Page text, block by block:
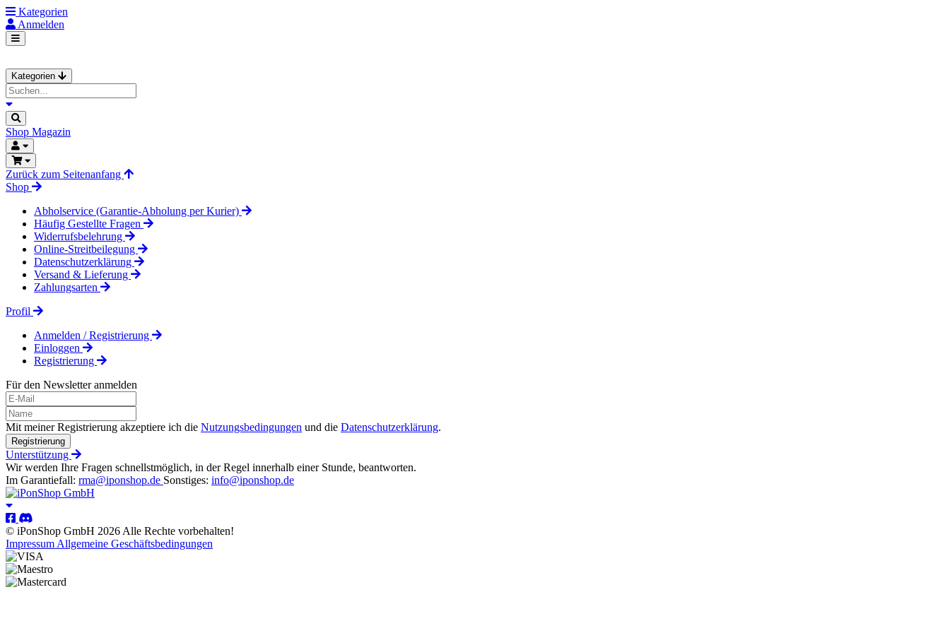
Kategorien
Anmelden
Kategorien
Shop Magazin
Zurück zum Seitenanfang
Shop
Abholservice (Garantie-Abholung per Kurier)
Häufig Gestellte Fragen
Widerrufsbelehrung
Online-Streitbeilegung
Datenschutzerklärung
Versand & Lieferung
Zahlungsarten
Profil
Anmelden / Registrierung
Einloggen
Registrierung
Für den Newsletter anmelden
Mit meiner Registrierung akzeptiere ich die Nutzungsbedingungen und die Datenschutzerklärung.
Registrierung
Unterstützung
Wir werden Ihre Fragen schnellstmöglich, in der Regel innerhalb einer Stunde, beantworten.
Im Garantiefall: rma@iponshop.de Sonstiges: info@iponshop.de
© iPonShop GmbH 2026 Alle Rechte vorbehalten!
Impressum Allgemeine Geschäftsbedingungen